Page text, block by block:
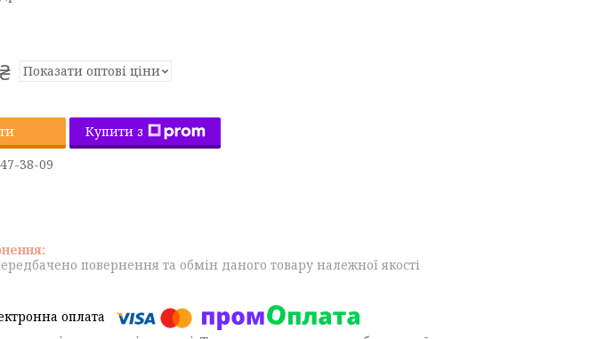
Показати оптові ціни
Купити з
38-09
повернення та обмін даного товару належної якості